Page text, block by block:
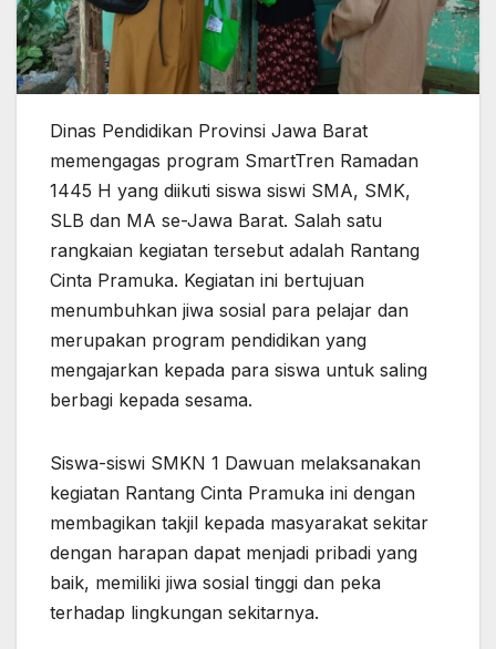
Dinas Pendidikan Provinsi Jawa Barat
memengagas program SmartTren Ramadan
1445 H yang diikuti siswa siswi SMA, SMK,
SLB dan MA se-Jawa Barat. Salah satu
rangkaian kegiatan tersebut adalah Rantang
Cinta Pramuka. Kegiatan ini bertujuan
menumbuhkan jiwa sosial para pelajar dan
merupakan program pendidikan yang
mengajarkan kepada para siswa untuk saling
berbagi kepada sesama.
Siswa-siswi SMKN 1 Dawuan melaksanakan
kegiatan Rantang Cinta Pramuka ini dengan
membagikan takjil kepada masyarakat sekitar
dengan harapan dapat menjadi pribadi yang
baik, memiliki jiwa sosial tinggi dan peka
terhadap lingkungan sekitarnya.